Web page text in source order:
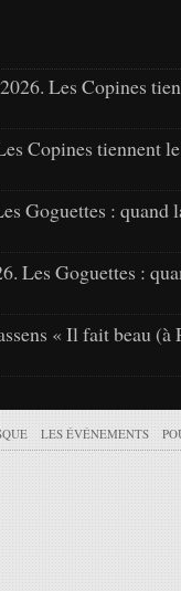
Les Copines
Copines tiennent
Goguettes : quand
Les Goguettes :
« Il fait beau (à
LES ÉVÉNEMENTS